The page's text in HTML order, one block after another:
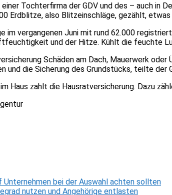
Tochterfirma der GDV und des – auch in
Erdblitze, also Blitzeinschläge, gezählt,
vergangenen Juni mit rund 62.000
und der Hitze. Kühlt die feuchte
Schäden am Dach, Mauerwerk
und die Sicherung des Grundstücks, teilte der
Haus zahlt die Hausratversicherung. Dazu
Unternehmen bei der Auswahl achten sollten
nutzen und Angehörige entlasten